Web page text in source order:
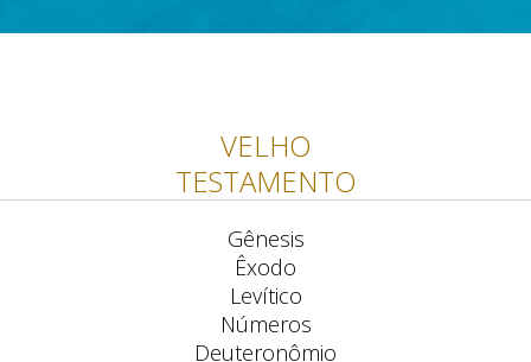
VELHO
TESTAMENTO
Gênesis
Êxodo
Levítico
Números
Deuteronômio